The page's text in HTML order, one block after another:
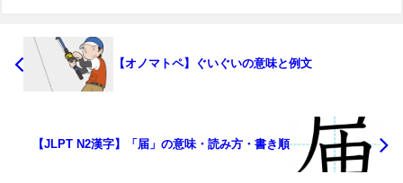
【オノマトペ】ぐいぐいの意味と例文
【JLPT N2漢字】「届」の意味・読み方・書き順